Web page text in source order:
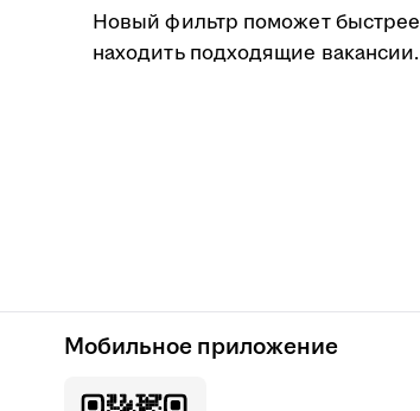
Новый фильтр поможет быстрее
находить подходящие вакансии.
Мобильное приложение